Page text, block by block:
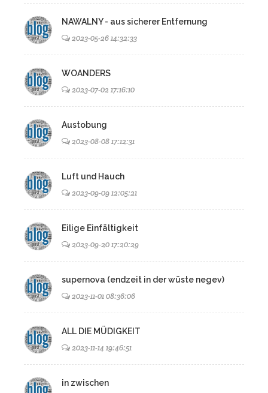
NAWALNY - aus sicherer Entfernung
2023-05-26 14:32:33
WOANDERS
2023-07-02 17:16:10
Austobung
2023-08-08 17:12:31
Luft und Hauch
2023-09-09 12:05:21
Eilige Einfältigkeit
2023-09-20 17:20:29
supernova (endzeit in der wüste negev)
2023-11-01 08:36:06
ALL DIE MÜDIGKEIT
2023-11-14 19:46:51
in zwischen